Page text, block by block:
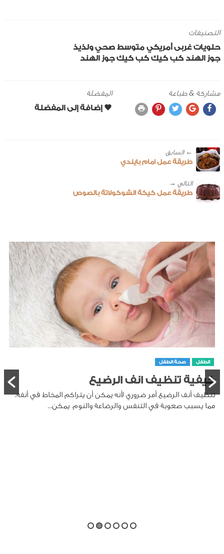
التصنيفات
حلويات غربى أمريكي متوسط صحي ولذيذ
جوز الهند كب كيك كب كيك جوز الهند
مشاركة & طباعة المفضلة
← ‎السابق
طريقة عمل امام بايلدي
طريقة عمل كيكة الشوكولاتة بالصوص
الطفل صحة الطفل
كيفية تنظيف انف الرضيع
تنظيف أنف الرضيع أمر ضروري لأنه يمكن أن يتراكم المخاط في أنفه،
مما يسبب صعوبة في التنفس والرضاعة والنوم. يمكن...